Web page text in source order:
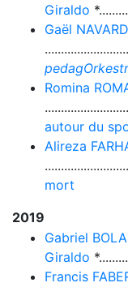
Giraldo
Gaël NAVARD
Romina
autour du
Alireza
mort
2019
Gabriel
Giraldo
Francis